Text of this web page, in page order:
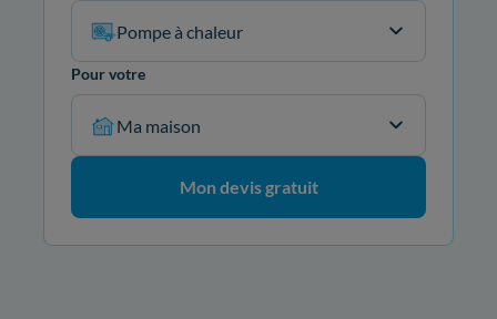
Pompe à chaleur
Pour votre
Ma maison
Mon devis gratuit